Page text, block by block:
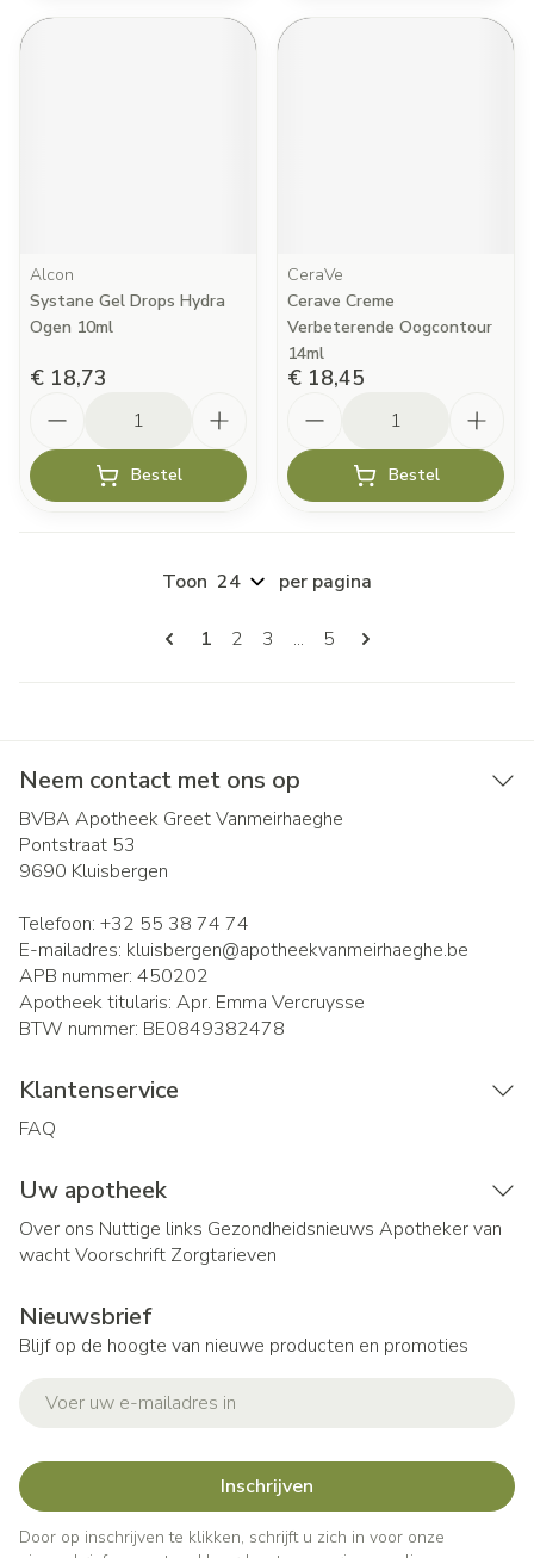
Alcon
Systane Gel Drops Hydra
Ogen 10ml
€ 18,73
Bestel
CeraVe
Cerave Creme
Verbeterende Oogcontour
14ml
€ 18,45
Bestel
Pagina's
U lees momenteel pagina
1 Pagina
2 Pagina
3 ... Pagina
5
Toon per pagina
Neem contact met ons op
BVBA Apotheek Greet Vanmeirhaeghe
Pontstraat 53
9690 Kluisbergen
Telefoon: +32 55 38 74 74
E-mailadres: kluisbergen@apotheekvanmeirhaeghe.be
APB nummer: 450202
Apotheek titularis: Apr. Emma Vercruysse
BTW nummer: BE0849382478
Klantenservice
FAQ
Uw apotheek
Over ons Nuttige links Gezondheidsnieuws Apotheker van
wachtVoorschrift Zorgtarieven
Nieuwsbrief
Blijf op de hoogte van nieuwe producten en promoties
Inschrijven
Door op inschrijven te klikken, schrijft u zich in voor onze